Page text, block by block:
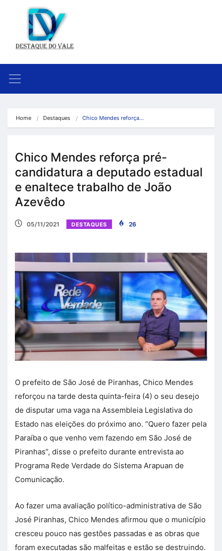
Home Destaques Chico Mendes reforça…
Chico Mendes reforça pré-
candidatura a deputado estadual
e enaltece trabalho de João
Azevêdo
05/11/2021 DESTAQUES 26
O prefeito de São José de Piranhas, Chico Mendes
reforçou na tarde desta quinta-feira (4) o seu desejo
de disputar uma vaga na Assembleia Legislativa do
Estado nas eleições do próximo ano. “Quero fazer pela
Paraíba o que venho vem fazendo em São José de
Piranhas”, disse o prefeito durante entrevista ao
Programa Rede Verdade do Sistema Arapuan de
Comunicação.
Ao fazer uma avaliação político-administrativa de São
José Piranhas, Chico Mendes afirmou que o município
cresceu pouco nas gestões passadas e as obras que
foram executadas são malfeitas e estão se destruindo.